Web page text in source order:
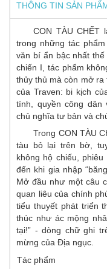
THÔNG TIN SẢN
CON TÀU CHẾT
trong những tác
văn bí ẩn bậc nhất
chiến I, tác phẩm
thủy thủ mà còn mở
của Traven: bi kịch
tính, quyền công dân
chủ nghĩa tư bản và
Trong CON TÀU
tàu bỏ lại trên bờ,
không hộ chiếu,
đến khi gia nhập
Mở đầu như một câu
quan liêu của chính
tiểu thuyết phát triển
thúc như ác mộng
tại!” - dòng chữ ghi
mừng của Địa ngục.
Tác phẩm